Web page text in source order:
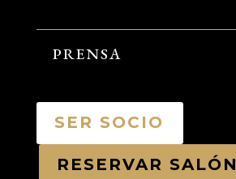
PRENSA
SER SOCIO
RESERVAR SALÓN